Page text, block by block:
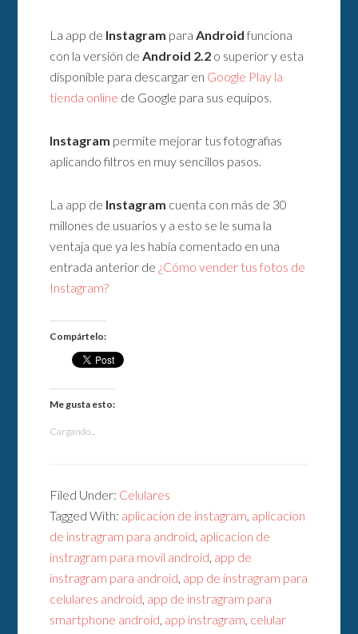
La app de Instagram paraAndroid funciona
con la versión de Android 2.2 o superior y esta
disponible para descargar en Google Play la
tienda online de Google para sus equipos.
Instagram permite mejorar tus fotografias
aplicando filtros en muy sencillos pasos.
La app de Instagram cuenta con más de 30
millones de usuarios y a esto se le suma la
ventaja que ya les había comentado en una
entrada anterior de ¿Cómo vender tus fotos de
Instagram?
Compártelo:
Me gusta esto:
Cargando...
Filed Under: Celulares
Tagged With: aplicacion de instagram, aplicacion
de instragram para android, aplicacion de
instragram para movil android, app de
instragram para android, app de instragram para
celulares android, app de instragram para
smartphone android, app instragram, celular